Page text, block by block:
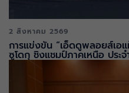
2 สิงหาคม 2569
การแข่งขัน “เอ็ดดูพลอยส์เอ
ซูโดกุ ชิงแชมป์ภาคเหนือ ประ